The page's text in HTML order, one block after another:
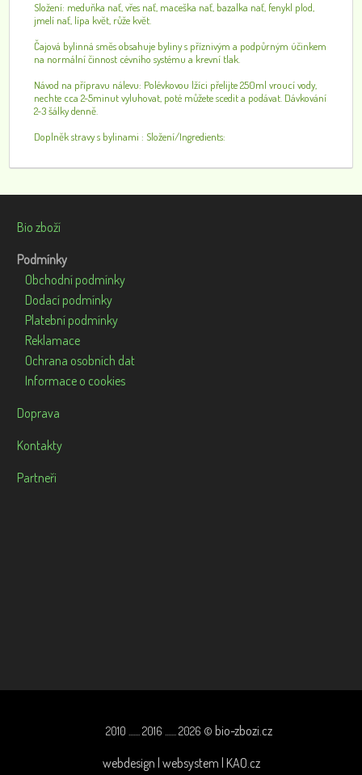
Složení: meduňka nať, vřes nať, maceška nať, bazalka nať, fenykl plod,
jmelí nať, lípa květ, růže květ.
Čajová bylinná směs obsahuje byliny s příznivým a podpůrným účinkem
na normální činnost cévního systému a krevní tlak.
Návod na přípravu nálevu: Polévkovou lžíci přelijte 250ml vroucí vody,
nechte cca 2-5minut vyluhovat, poté můžete scedit a podávat. Dávkování
2-3 šálky denně.
Doplněk stravy s bylinami : Složení/Ingredients:
Bio zboží
Podmínky
Obchodní podmínky
Dodací podmínky
Platební podmínky
Reklamace
Ochrana osobních dat
Informace o cookies
Doprava
Kontakty
Partneři
2010 ....... 2016 ....... 2026 © bio-zbozi.cz
webdesign | websystem | KAO.cz